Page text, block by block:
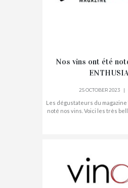
Nos vins ont été
25 OCTOBER 2023
Les dégustateurs du
noté nos vins. Voici les très